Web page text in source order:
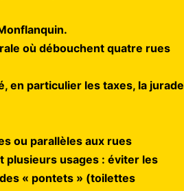
où débouchent quatre rues
en particulier les taxes, la jurade
ou parallèles aux rues
plusieurs usages : éviter les
« pontets » (toilettes